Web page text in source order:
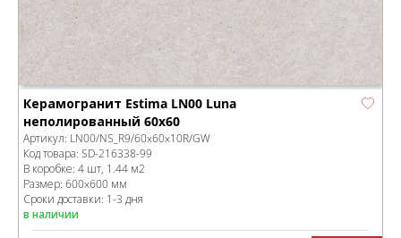
Керамогранит Estima LN00 Luna
неполированный 60x60
Артикул: LN00/NS_R9/60x60x10R/GW
Код товара: SD-216338-99
В коробке: 4 шт, 1.44 м2
Размер: 600x600 мм
Сроки доставки: 1-3 дня
в наличии